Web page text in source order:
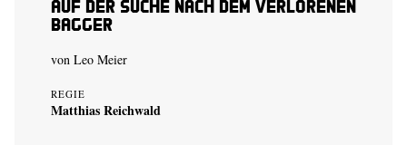
auf der suche nach dem verlorenen
bagger
von Leo Meier
REGIE
Matthias Reichwald